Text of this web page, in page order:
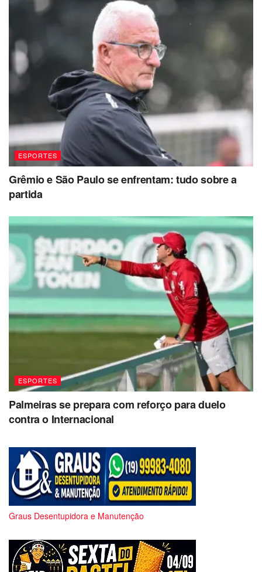
ESPORTES
Grêmio e São Paulo se enfrentam: tudo sobre a
partida
ESPORTES
Palmeiras se prepara com reforço para duelo
contra o Internacional
Graus Desentupidora e Manutenção